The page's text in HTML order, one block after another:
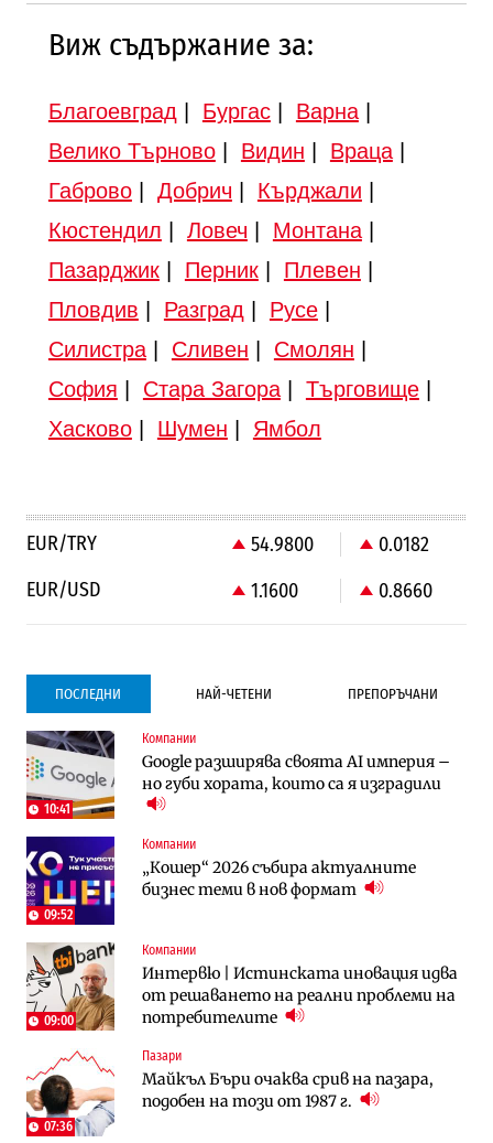
Виж съдържание за:
Благоевград Бургас| Варна|
Велико Търново| Видин Враца|
Габрово| Добрич Кърджали
Кюстендил
Ловеч Монтана|
Пазарджик| Перник| Плевен
Пловдив
Разград Русе|
Силистра| Сливен Смолян
София
Стара Загора| Търговище|
Хасково| Шумен Ямбол
EUR/TRY 54.9800
0.0182
EUR/USD
1.1600 0.8660
ПОСЛЕДНИ НАЙ-ЧЕТЕНИ ПРЕПОРЪЧАНИ
10:41
Компании
Google разширява своята AI империя –
но губи хората, които са я изградили
09:52
Компании
„Кошер“ 2026 събира актуалните
бизнес теми в нов формат
09:00
Компании
Интервю | Истинската иновация идва
от решаването на реални проблеми на
потребителите
07:36
Пазари
Майкъл Бъри очаква срив на пазара,
подобен на този от 1987 г.
Градоустройство
Столична община избра изпълнител за
преместването на трамвайното
трасе по бул. „Скобелев“
Компании
Vivacom предлага над 150 устройства с
90% отстъпка през август
Енергетика
АЕЦ „Козлодуй“ ще работи само още
няколко седмици, ако сушата продължи
Публични финанси
Общините вече зависят от
централната власт за 75% от
Компании
Vivacom предлага над 150 устройства с
90% отстъпка през август
To:know
Последни дни с обозначаване на цените
в лева: Какво предстои?
To:know
Какво се променя в България от 1
август?
Отрасли
Жилищата в България поскъпват при
намаляващо население и все повече